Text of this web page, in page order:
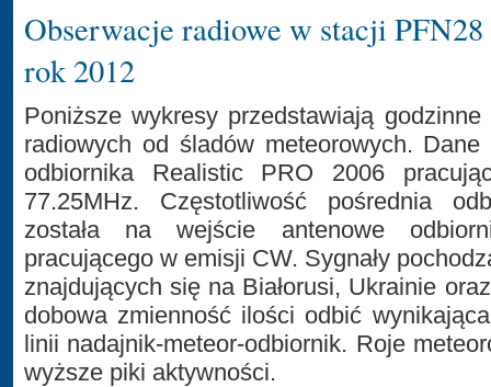
Obserwacje radiowe w stacji
rok 2012
Poniższe wykresy przedstawiają
radiowych od śladów meteorowych.
odbiornika Realistic PRO 2006
77.25MHz. Częstotliwość pośrednia
została na wejście antenowe
pracującego w emisji CW. Sygnały
znajdujących się na Białorusi, Ukrainie
dobowa zmienność ilości odbić
linii nadajnik-meteor-odbiornik. Roje
wyższe piki aktywności.